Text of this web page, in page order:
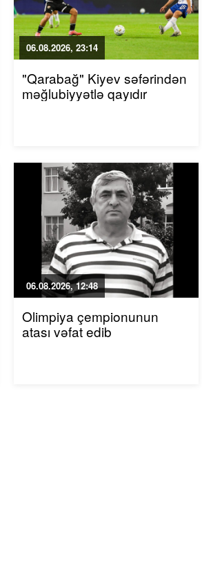
06.08.2026, 23:14
"Qarabağ" Kiyev səfərindən
məğlubiyyətlə qayıdır
06.08.2026, 12:48
Olimpiya çempionunun
atası vəfat edib